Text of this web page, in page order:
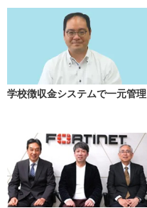
学校徴収金システムで一元管理